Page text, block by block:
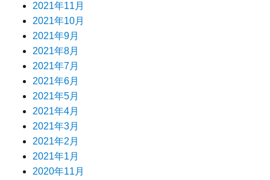
2021年11月
2021年10月
2021年9月
2021年8月
2021年7月
2021年6月
2021年5月
2021年4月
2021年3月
2021年2月
2021年1月
2020年11月